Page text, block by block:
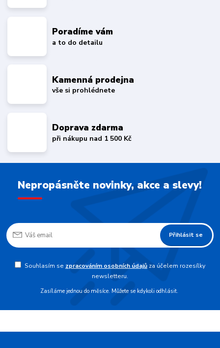
Poradíme vám
a to do detailu
Kamenná prodejna
vše si prohlédnete
Doprava zdarma
při nákupu nad 1 500 Kč
Nepropásněte novinky, akce a slevy!
Přihlásit se
Souhlasím se zpracováním osobních údajůza účelem rozesílky
newsletteru.
Zasíláme jednou do měsíce. Můžete se kdykoli odhlásit.